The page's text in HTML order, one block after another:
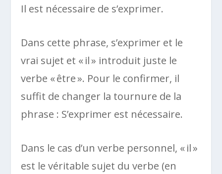
Il est nécessaire de s’exprimer.
Dans cette phrase, s’exprimer et le
vrai sujet et « il » introduit juste le
verbe « être ». Pour le confirmer, il
suffit de changer la tournure de la
phrase : S’exprimer est nécessaire.
Dans le cas d’un verbe personnel, « il »
est le véritable sujet du verbe (en